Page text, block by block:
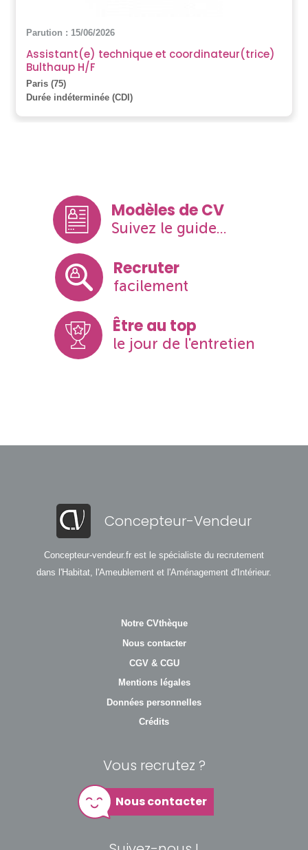
Parution : 15/06/2026
Assistant(e) technique et coordinateur(trice)
Bulthaup H/F
Paris (75)
Durée indéterminée (CDI)
Modèles de CV
Suivez le guide...
Recruter
facilement
Être au top
le jour de l'entretien
Concepteur-Vendeur
Concepteur-vendeur.fr est le spécialiste du recrutement
dans l'Habitat, l'Ameublement et l'Aménagement d'Intérieur.
Notre CVthèque
Nous contacter
CGV & CGU
Mentions légales
Données personnelles
Crédits
Vous recrutez ?
Nous contacter